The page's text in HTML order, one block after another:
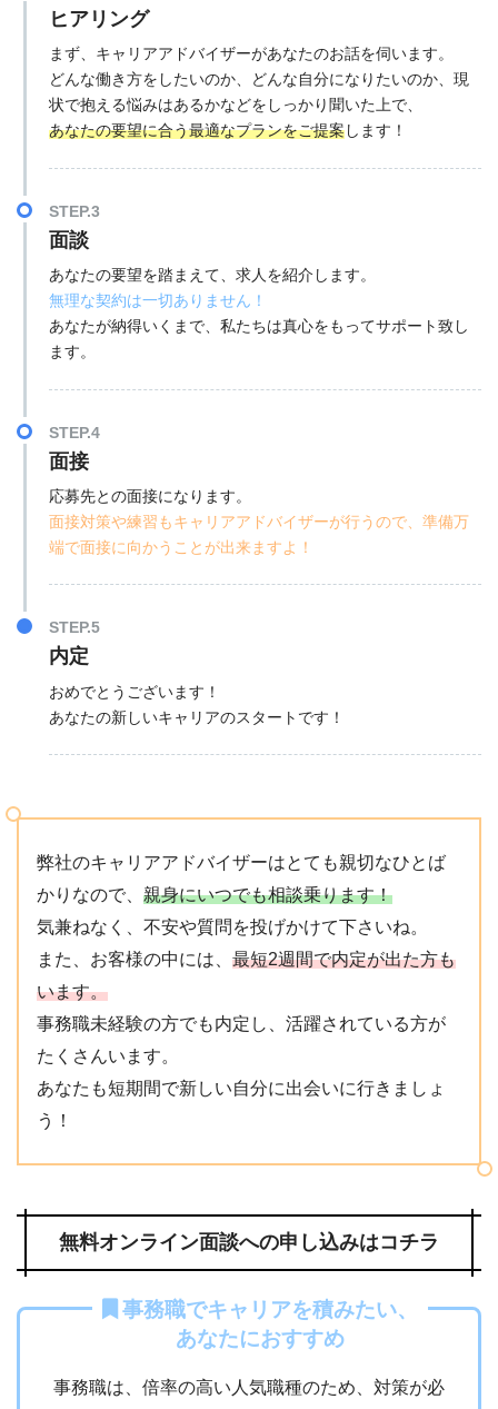
ヒアリング
まず、キャリアアドバイザーがあなたのお話を伺います。
どんな働き方をしたいのか、どんな自分になりたいのか、現
状で抱える悩みはあるかなどをしっかり聞いた上で、
あなたの要望に合う最適なプランをご提案します！
STEP.3
面談
あなたの要望を踏まえて、求人を紹介します。
無理な契約は一切ありません！
あなたが納得いくまで、私たちは真心をもってサポート致し
ます。
STEP.4
面接
応募先との面接になります。
面接対策や練習もキャリアアドバイザーが行うので、準備万
端で面接に向かうことが出来ますよ！
STEP.5
内定
おめでとうございます！
あなたの新しいキャリアのスタートです！
弊社のキャリアアドバイザーはとても親切なひとば
かりなので、 親身にいつでも相談乗ります！
気兼ねなく、不安や質問を投げかけて下さいね。
また、お客様の中には、 最短2週間で内定が出た方も
います。
事務職未経験の方でも内定し、活躍されている方が
たくさんいます。
あなたも短期間で新しい自分に出会いに行きましょ
う！
無料オンライン面談への申し込みはコチラ
事務職でキャリアを積みたい、
あなたにおすすめ
事務職は、倍率の高い人気職種のため、対策が必